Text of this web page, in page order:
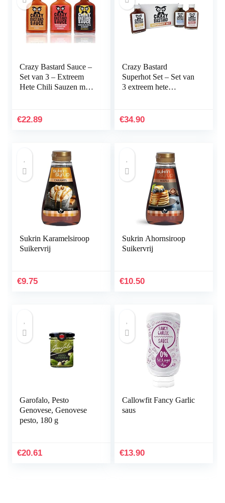
Crazy Bastard Sauce –
Set van 3 – Extreem
Hete Chili Sauzen met
Trinidad…
€22.89
Crazy Bastard
Superhot Set – Set van
3 extreem hete
€34.90
Sukrin Karamelsiroop
Suikervrij
€9.75
Sukrin Ahornsiroop
Suikervrij
€10.50
Garofalo, Pesto
Genovese, Genovese
pesto, 180 g
€20.61
Callowfit Fancy Garlic
saus
€13.90